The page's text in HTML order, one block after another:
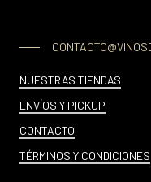
NUESTRAS TIENDAS
ENVÍOS Y PICKUP
CONTACTO
TÉRMINOS Y CONDICIONES